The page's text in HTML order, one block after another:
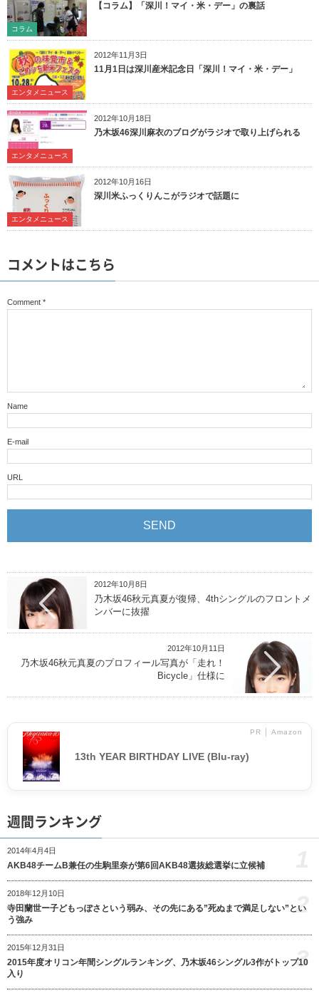
コラム
【コラム】「深川！マイ・米・デー」の裏話
2012年11月3日
エンタメニュース
11月1日は深川産米記念日「深川！マイ・米・デー」
2012年10月18日
エンタメニュース
乃木坂46深川麻衣のブログがラジオで取り上げられる
2012年10月16日
エンタメニュース
深川米ふっくりんこがラジオで話題に
コメントはこちら
Comment *
Name
E-mail
URL
2012年10月8日
乃木坂46秋元真夏が復帰、4thシングルのフロントメ
ンバーに抜擢
2012年10月11日
乃木坂46秋元真夏のプロフィール写真が「走れ！
Bicycle」仕様に
PR │ Amazon
13th YEAR BIRTHDAY LIVE (Blu-ray)
週間ランキング
2014年4月4日
AKB48チームB兼任の生駒里奈が第6回AKB48選抜総選挙に立候補
2018年12月10日
寺田蘭世ー子どもっぽさという弱み、その先にある”死ぬまで満足しない”とい
う強み
2
2015年12月31日
2015年度オリコン年間シングルランキング、乃木坂46シングル3作がトップ10
入り
3